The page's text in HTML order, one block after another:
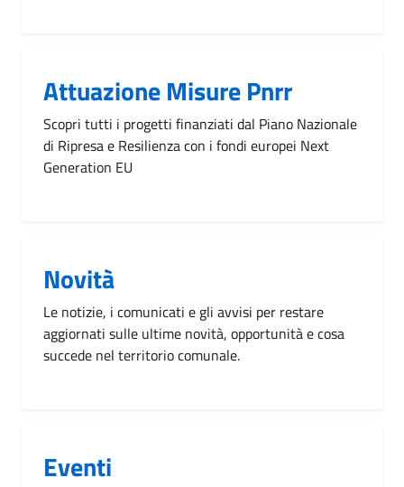
Attuazione Misure Pnrr
Scopri tutti i progetti finanziati dal Piano Nazionale
di Ripresa e Resilienza con i fondi europei Next
Generation EU
Novità
Le notizie, i comunicati e gli avvisi per restare
aggiornati sulle ultime novità, opportunità e cosa
succede nel territorio comunale.
Eventi